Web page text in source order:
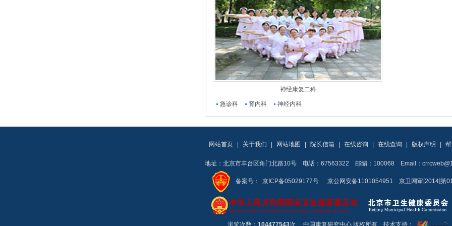
神经康复二科
急诊科 肾内科 神经内科
网站首页 关于我们 网站地图 院长信箱 在线咨询 在线查询 版权声明
地址：北京市丰台区角门北路10号 电话：67563322 邮编：100068 Email：
备案号： 京ICP备05029177号 京公网安备1101054951 京卫网审[2014]第
浏览次数： 104477543次 中国康复研究中心 版权所有 技术支持：